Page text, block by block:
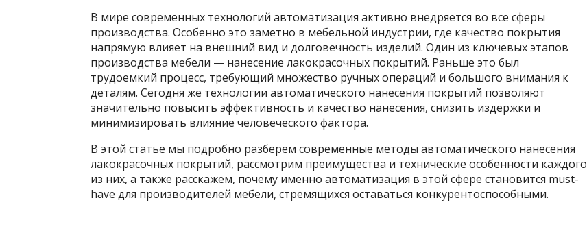
В мире современных технологий автоматизация активно внедряется во все сферы
производства. Особенно это заметно в мебельной индустрии, где качество покрытия
напрямую влияет на внешний вид и долговечность изделий. Один из ключевых этапов
производства мебели — нанесение лакокрасочных покрытий. Раньше это был
трудоемкий процесс, требующий множество ручных операций и большого внимания к
деталям. Сегодня же технологии автоматического нанесения покрытий позволяют
значительно повысить эффективность и качество нанесения, снизить издержки и
минимизировать влияние человеческого фактора.
В этой статье мы подробно разберем современные методы автоматического нанесения
лакокрасочных покрытий, рассмотрим преимущества и технические особенности каждого
из них, а также расскажем, почему именно автоматизация в этой сфере становится must-
have для производителей мебели, стремящихся оставаться конкурентоспособными.